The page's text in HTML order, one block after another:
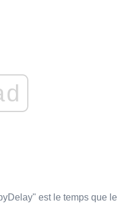
est le temps que le